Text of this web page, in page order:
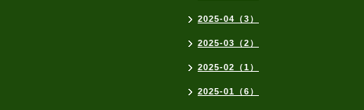
2025-04（3）
2025-03（2）
2025-02（1）
2025-01（6）